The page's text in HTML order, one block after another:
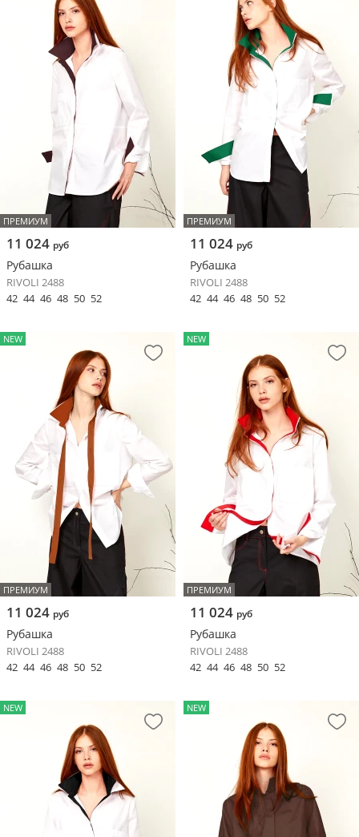
ПРЕМИУМ
11 024 руб
Рубашка
RIVOLI 2488
42 44 46 48 50 52
ПРЕМИУМ
11 024 руб
Рубашка
RIVOLI 2488
42 44 46 48 50 52
NEW
ПРЕМИУМ
11 024 руб
Рубашка
RIVOLI 2488
42 44 46 48 50 52
NEW
ПРЕМИУМ
11 024 руб
Рубашка
RIVOLI 2488
42 44 46 48 50 52
NEW NEW